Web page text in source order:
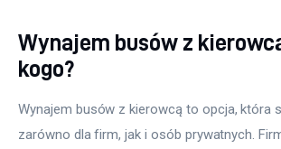
Wynajem busów z
kogo?
Wynajem busów z kierowcą to opcja, która
zarówno dla firm, jak i osób prywatnych.